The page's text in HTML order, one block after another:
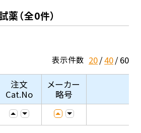
薬（全0件）
表示件数 20 40 60
注文
Cat.No
メーカー
略号